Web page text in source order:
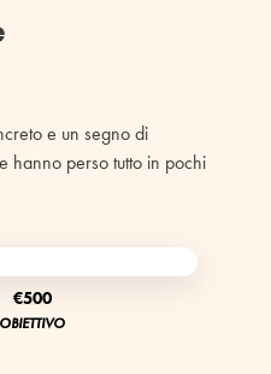
e un segno di
hanno perso tutto in pochi
€500
OBIETTIVO